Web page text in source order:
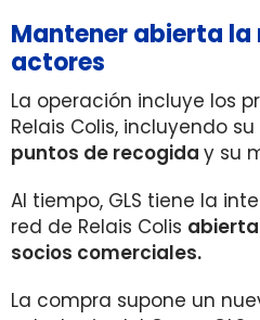
Mantener abierta la
actores
La operación incluye los
Relais Colis, incluyendo
puntos de recogida y su
Al tiempo, GLS tiene la
red de Relais Colis
socios comerciales.
La compra supone un